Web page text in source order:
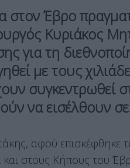
στονΈβρο
Κυριάκος
για τη
με τους
συγκεντρωθεί
να εισέλθουν
αφού επισκέφθηκε
και στους Κήπους του